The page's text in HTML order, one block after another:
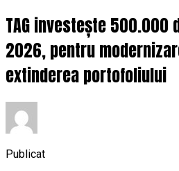
TAG investește
2026, pentru
extinderea portofoliului
Publicat